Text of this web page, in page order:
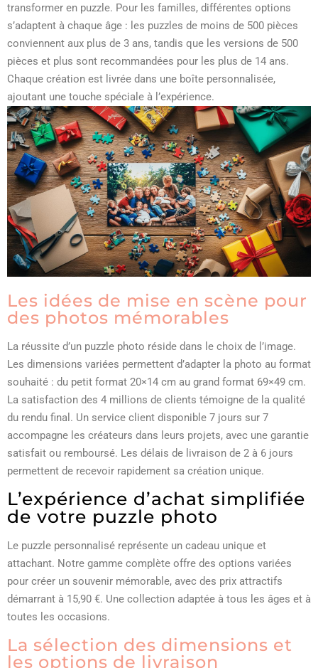
transformer en puzzle. Pour les familles, différentes options
s’adaptent à chaque âge : les puzzles de moins de 500 pièces
conviennent aux plus de 3 ans, tandis que les versions de 500
pièces et plus sont recommandées pour les plus de 14 ans.
Chaque création est livrée dans une boîte personnalisée,
ajoutant une touche spéciale à l’expérience.
Les idées de mise en scène pour
des photos mémorables
La réussite d’un puzzle photo réside dans le choix de l’image.
Les dimensions variées permettent d’adapter la photo au format
souhaité : du petit format 20×14 cm au grand format 69×49 cm.
La satisfaction des 4 millions de clients témoigne de la qualité
du rendu final. Un service client disponible 7 jours sur 7
accompagne les créateurs dans leurs projets, avec une garantie
satisfait ou remboursé. Les délais de livraison de 2 à 6 jours
permettent de recevoir rapidement sa création unique.
L’expérience d’achat simplifiée
de votre puzzle photo
Le puzzle personnalisé représente un cadeau unique et
attachant. Notre gamme complète offre des options variées
pour créer un souvenir mémorable, avec des prix attractifs
démarrant à 15,90 €. Une collection adaptée à tous les âges et à
toutes les occasions.
La sélection des dimensions et
les options de livraison